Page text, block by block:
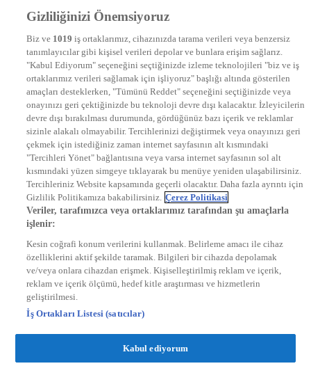
DYG Televizyonlar
STAR
EURO STAR
KRAL POP TV
DYG Radyolar
NTV RADYO
KRAL FM
KRAL POP
EKSEN
VOYAGE
DYG Dijital
ntv.com.tr
ntvspor.net
secim.ntv.com.tr
startv.com.tr
kralmuzik.com.tr
Gizliliğinizi Önemsiyoruz
Biz ve 1019 iş ortaklarımız, cihazınızda tarama verileri veya benzersiz
tanımlayıcılar gibi kişisel verileri depolar ve bunlara erişim sağlarız.
"Kabul Ediyorum" seçeneğini seçtiğinizde izleme teknolojileri "biz ve iş
ortaklarımız verileri sağlamak için işliyoruz" başlığı altında gösterilen
amaçları desteklerken, "Tümünü Reddet" seçeneğini seçtiğinizde veya
onayınızı geri çektiğinizde bu teknoloji devre dışı kalacaktır. İzleyicilerin
devre dışı bırakılması durumunda, gördüğünüz bazı içerik ve reklamlar
sizinle alakalı olmayabilir. Tercihlerinizi değiştirmek veya onayınızı geri
çekmek için istediğiniz zaman internet sayfasının alt kısmındaki
"Tercihleri Yönet" bağlantısına veya varsa internet sayfasının sol alt
kısmındaki yüzen simgeye tıklayarak bu menüye yeniden ulaşabilirsiniz.
Tercihleriniz Website kapsamında geçerli olacaktır. Daha fazla ayrıntı için
Gizlilik Politikamıza bakabilirsiniz. Çerez Politikasi
Veriler, tarafımızca veya ortaklarımız tarafından şu amaçlarla
işlenir:
Kesin coğrafi konum verilerini kullanmak. Belirleme amacı ile cihaz
özelliklerini aktif şekilde taramak. Bilgileri bir cihazda depolamak
ve/veya onlara cihazdan erişmek. Kişiselleştirilmiş reklam ve içerik,
reklam ve içerik ölçümü, hedef kitle araştırması ve hizmetlerin
geliştirilmesi.
İş Ortakları Listesi (satıcılar)
Kabul ediyorum